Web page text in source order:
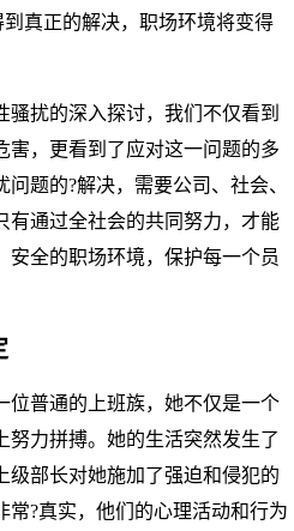
到真正的解决，职场环境将变得
骚扰的深入探讨，我们不仅看到
害，更看到了应对这一问题的多
题的?解决，需要公司、社会、
有通过全社会的共同努力，才能
安全的职场环境，保护每一个员
位普通的上班族，她不仅是一个
努力拼搏。她的生活突然发生了
级部长对她施加了强迫和侵犯的
常?真实，他们的心理活动和行为